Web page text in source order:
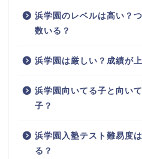
浜学園のレベルは高い？
数いる？
浜学園は厳しい？成績が
浜学園向いてる子と向い
子？
浜学園入塾テスト難易度
る？